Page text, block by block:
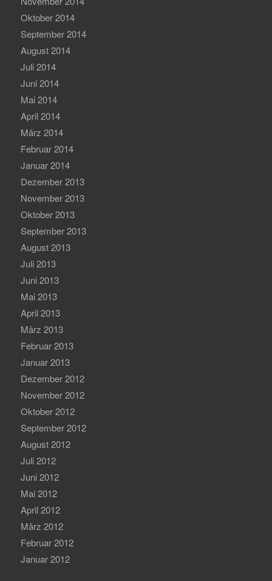
Oktober 2014
September 2014
August 2014
Juli 2014
Juni 2014
Mai 2014
April 2014
März 2014
Februar 2014
Januar 2014
Dezember 2013
November 2013
Oktober 2013
September 2013
August 2013
Juli 2013
Juni 2013
Mai 2013
April 2013
März 2013
Februar 2013
Januar 2013
Dezember 2012
November 2012
Oktober 2012
September 2012
August 2012
Juli 2012
Juni 2012
Mai 2012
April 2012
März 2012
Februar 2012
Januar 2012